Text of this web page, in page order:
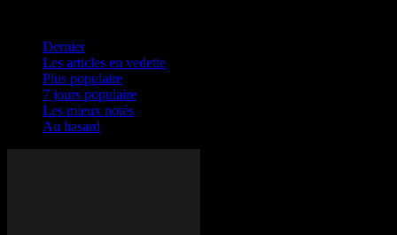
Dernier
Les articles en vedette
Plus populaire
7 jours populaire
Les mieux notés
Au hasard